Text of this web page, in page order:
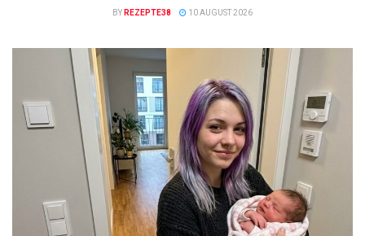
BY REZEPTE38 10 AUGUST 2026